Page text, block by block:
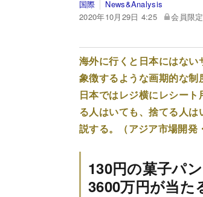
国際
News&Analysis
2020年10月29日 4:25
会員限定
海外に行くと日本にはな
象徴するような画期的な制
日本ではレジ横にレシー
る人はいても、捨てる人
説する。（アジア市場開
130円の菓子パ
3600万円が当た